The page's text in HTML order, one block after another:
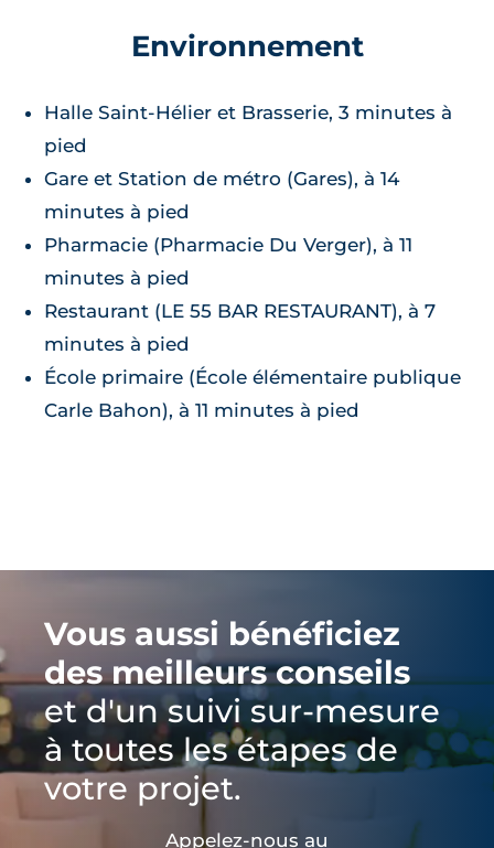
Environnement
Halle Saint-Hélier et Brasserie, 3 minutes à
pied
Gare et Station de métro (Gares), à 14
minutes à pied
Pharmacie (Pharmacie Du Verger), à 11
minutes à pied
Restaurant (LE 55 BAR RESTAURANT), à 7
minutes à pied
École primaire (École élémentaire publique
Carle Bahon), à 11 minutes à pied
Vous aussi bénéficiez
des meilleurs conseils
et d'un suivi sur-mesure
à toutes les étapes de
votre projet.
Appelez-nous au